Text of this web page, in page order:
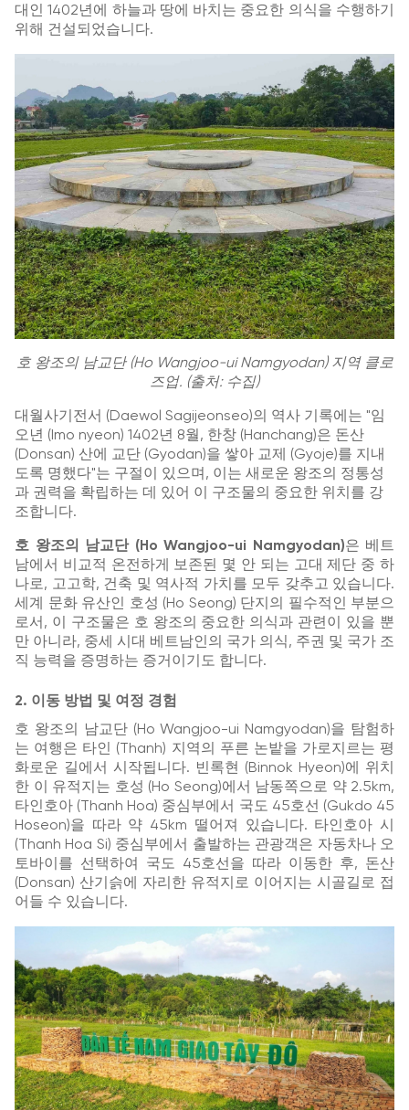
대인 1402년에 하늘과 땅에 바치는 중요한 의식을 수행하기
위해 건설되었습니다.
호 왕조의 남교단 (Ho Wangjoo-ui Namgyodan) 지역 클로
즈업. (출처: 수집)
대월사기전서 (Daewol Sagijeonseo)의 역사 기록에는 "임
오년 (Imo nyeon) 1402년 8월, 한창 (Hanchang)은 돈산
(Donsan) 산에 교단 (Gyodan)을 쌓아 교제 (Gyoje)를 지내
도록 명했다"는 구절이 있으며, 이는 새로운 왕조의 정통성
과 권력을 확립하는 데 있어 이 구조물의 중요한 위치를 강
조합니다.
호 왕조의 남교단 (Ho Wangjoo-ui Namgyodan)은 베트
남에서 비교적 온전하게 보존된 몇 안 되는 고대 제단 중 하
나로, 고고학, 건축 및 역사적 가치를 모두 갖추고 있습니다.
세계 문화 유산인 호성 (Ho Seong) 단지의 필수적인 부분으
로서, 이 구조물은 호 왕조의 중요한 의식과 관련이 있을 뿐
만 아니라, 중세 시대 베트남인의 국가 의식, 주권 및 국가 조
직 능력을 증명하는 증거이기도 합니다.
2. 이동 방법 및 여정 경험
호 왕조의 남교단 (Ho Wangjoo-ui Namgyodan)을 탐험하
는 여행은 타인 (Thanh) 지역의 푸른 논밭을 가로지르는 평
화로운 길에서 시작됩니다. 빈록현 (Binnok Hyeon)에 위치
한 이 유적지는 호성 (Ho Seong)에서 남동쪽으로 약 2.5km,
타인호아 (Thanh Hoa) 중심부에서 국도 45호선 (Gukdo 45
Hoseon)을 따라 약 45km 떨어져 있습니다. 타인호아 시
(Thanh Hoa Si) 중심부에서 출발하는 관광객은 자동차나 오
토바이를 선택하여 국도 45호선을 따라 이동한 후, 돈산
(Donsan) 산기슭에 자리한 유적지로 이어지는 시골길로 접
어들 수 있습니다.